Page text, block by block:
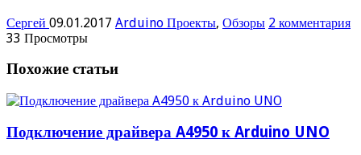
Сергей 09.01.2017 Arduino Проекты, Обзоры 2 комментария
33 Просмотры
Похожие статьи
Подключение драйвера A4950 к Arduino UNO